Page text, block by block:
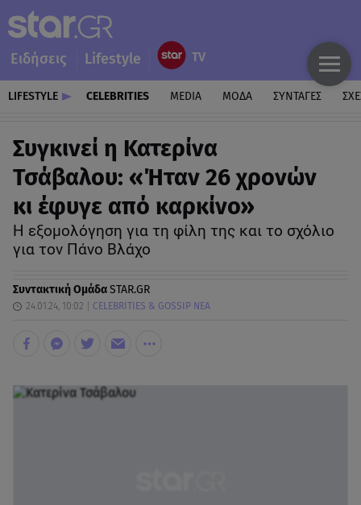
Ειδήσεις Lifestyle
LIFESTYLE CELEBRITIES MEDIA ΜΟΔΑ ΣΥΝΤΑΓΕΣ
Συγκινεί η Κατερίνα
Τσάβαλου: «Ήταν 26 χρονών
κι έφυγε από καρκίνο»
Η εξομολόγηση για τη φίλη της και το σχόλιο
για τον Πάνο Βλάχο
Συντακτική ΟμάδαSTAR.GR
24.01.24, 10:02 CELEBRITIES & GOSSIP ΝΕΑ